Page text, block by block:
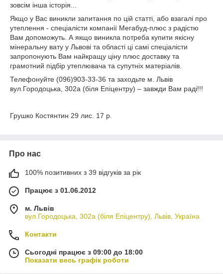
зовсім інша історія...
Якщо у Вас виникли запитання по цій статті, або взагалі про
утеплення - спеціалісти компанії Мегабуд-плюс з радістю
Вам допоможуть. А якщо виникла потреба купити якісну
мінеральну вату у Львові та області ці самі спеціалісти
запропонують Вам найкращу ціну плюс доставку та
грамотний підбір утеплювача та супутніх матеріалів.
Телефонуйте (096)903-33-36 та заходьте м. Львів
вул.Городоцька, 302а (біля Епіцентру) – завжди Вам раді!!!
Грушко Костянтин 29 лис. 17 р.
Про нас
100% позитивних з 39 відгуків за рік
Працює з 01.06.2012
м. Львів
вул.Городоцька, 302а (біля Епіцентру), Львів, Україна
Контакти
Сьогодні працює з 09:00 до 18:00
Показати весь графік роботи